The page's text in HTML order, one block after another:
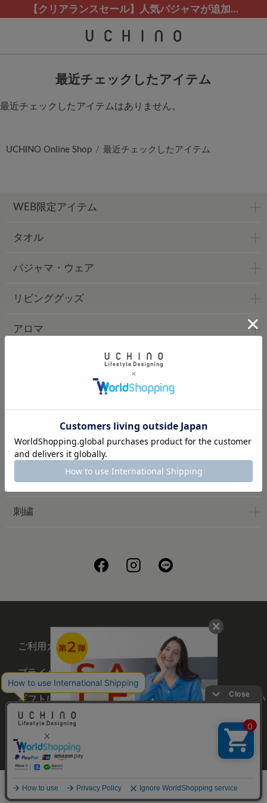
【クリアランスセール】人気パジャマが追加！
カスタマーサポート夏季休業(お電話)のお知らせ
熊本地震等の影響によるお荷物配送について【クリアランスセール】人気パジャマが追加！
カスタマーサポート夏季休業(お電話)のお知らせ
メニュー カート
最近チェックしたアイテム
最近チェックしたアイテムはありません。
UCHINO Online Shop 最近チェックしたアイテム
WEB限定アイテム
タオル
パジャマ・ウェア
リビンググッズ
アロマ
バスグッズ
ケア用品
ベビー
刺繍
ご利用ガイド 会社概要
プライバシーポリシー 刺繍について
ギフトについて
UCHINOメンバーズについ